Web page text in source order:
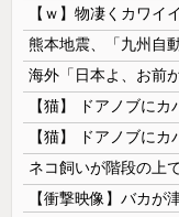
【ｗ】物凄くカワイ
【衝撃映像】バカが